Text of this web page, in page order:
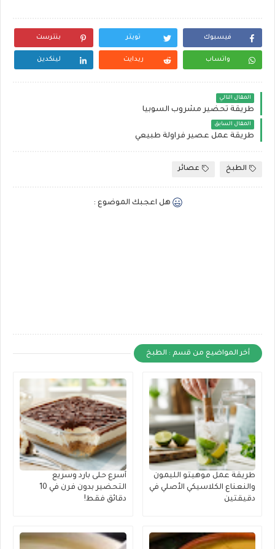
فيسبوك تويتر بنترست
واتساب ريدايت لينكدين
المقال التالي
طريقة تحضير مشروب السوبيا
المقال السابق
طريقة عمل عصير فراولة طبيعي
الطبخ عصائر
هل اعجبك الموضوع :
أخر المواضيع من قسم : الطبخ
طريقة عمل موهيتو الليمون
والنعناع الكلاسيكي الأصلي في
دقيقتين
أسرع حلى بارد وسريع
التحضير بدون فرن في 10
دقائق فقط!